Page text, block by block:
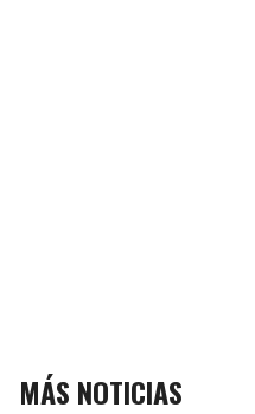
MÁS NOTICIAS